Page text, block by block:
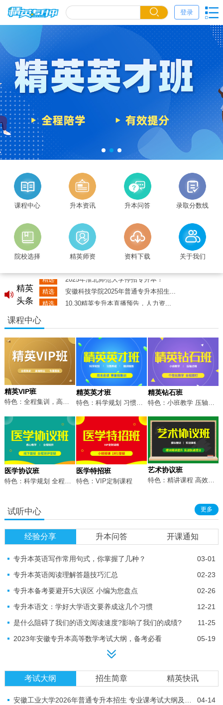
登录
课程中心 升本资讯 升本问答 录取分数线
院校选择 精英师资 资料下载 关于我们
精英
头条
精选 2025年淮北师范大学停招专升本！
精选 安徽科技学院2025年普通专升本招生...
精选 10.30精英专升本直播预告，人力资...
2023年淮北师范大学专升本招生计划...
精选 2023年马鞍山学院专升本拟招生专业
精选 2025年淮北师范大学停招专升本！
安徽科技学院2025年普通专升本招生...
课程中心
精英VIP班
特色：全程集训，高端校区，VIP服务
精英英才班
特色：科学规划 习惯养成 精讲精练
精英钻石班
医学协议班
特色：科学规划 全程陪伴
医学特招班
特色：VIP定制课程
艺术协议班
特色：精讲课程 高效实战
试听中心 更多
经验分享 升本问答 开课通知
专升本英语写作常用句式，你掌握了几种？
03-01
专升本英语阅读理解答题技巧汇总
02-23
专升本备考要避开5大误区 小编为您盘点
02-26
专升本语文：学好大学语文要养成这几个习惯
12-21
是什么阻碍了我们的语文阅读速度?影响了我们的成绩?
11-25
2023年安徽专升本高等数学考试大纲，备考必看
05-19
考试大纲 招生简章 精英快讯
安徽工业大学2026年普通专升本招生 专业课考试大纲及参考书目
04-14